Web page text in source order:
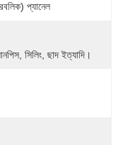
প্যানেল
সিলিং, ছাদ ইত্যাদি।